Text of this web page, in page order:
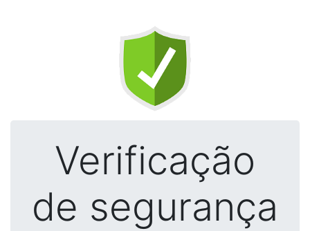
Verificação
de segurança